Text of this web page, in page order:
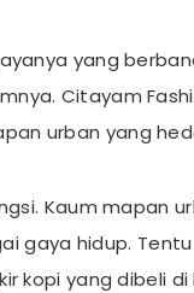
yang
Citayam
urban yang
Kaum mapan
gaya hidup.
kopi yang dibeli